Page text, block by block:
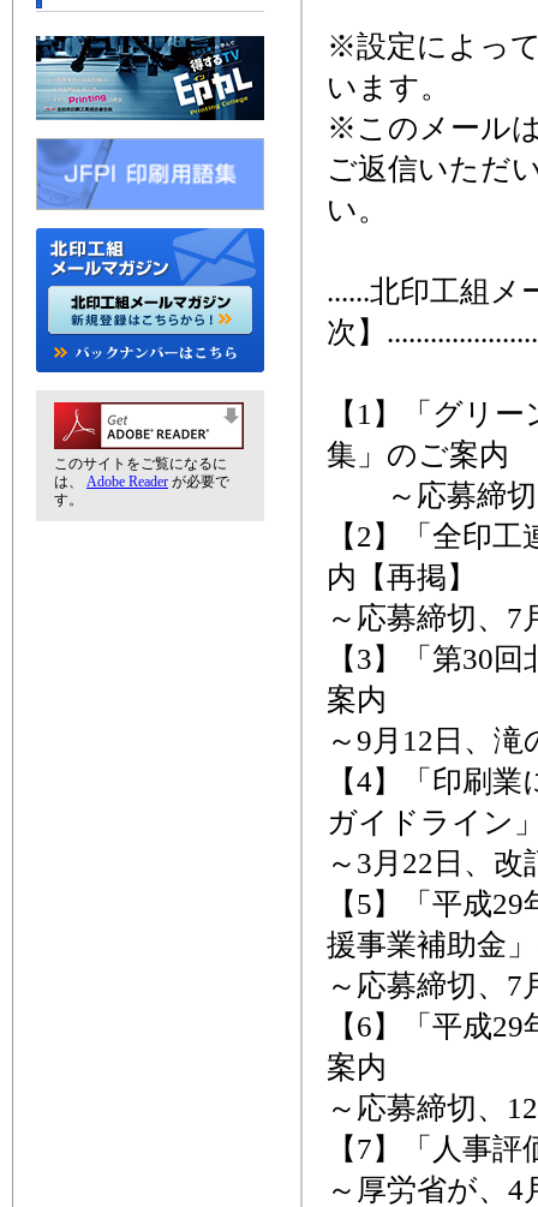
※設定によっ
います。
※このメール
ご返信いただ
い。
......北印工組メ
次】
【1】「グリ
集」のご案内
～応募締切
【2】「全印
内【再掲】
～応募締切、7
【3】「第30
案内
～9月12日、
【4】「印刷
ガイドライン
～3月22日、改
【5】「平成
援事業補助金
～応募締切、7
【6】「平成
案内
～応募締切、
【7】「人事
～厚労省が、4
このサイトをご覧になるに
は、 Adobe Reader が必要で
す。